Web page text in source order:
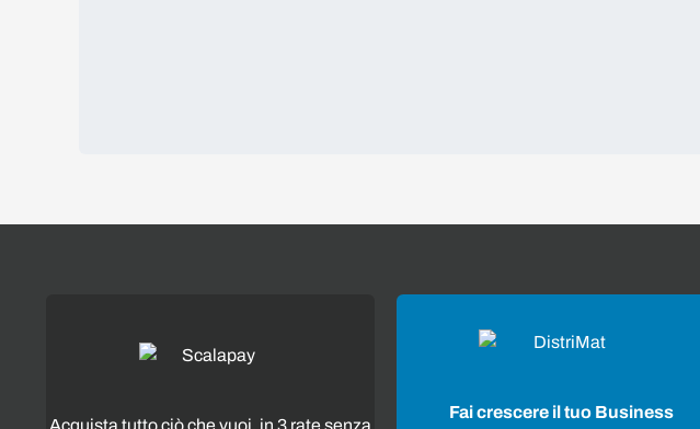
Acquista tutto ciò che vuoi, in 3 rate senza
Fai crescere il tuo Business